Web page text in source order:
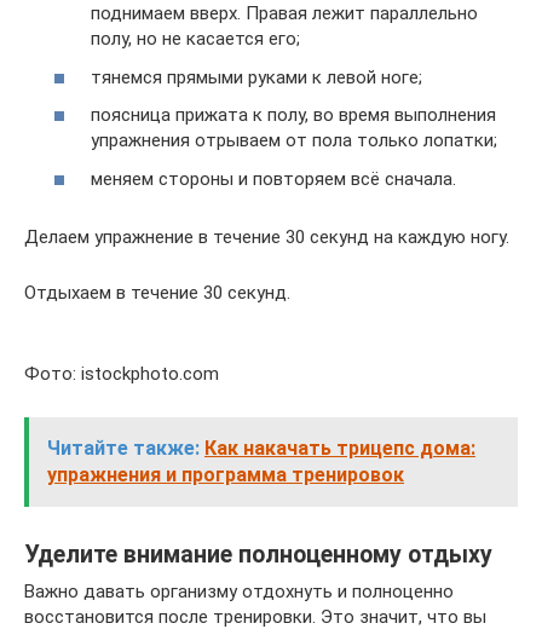
поднимаем вверх. Правая лежит параллельно
полу, но не касается его;
тянемся прямыми руками к левой ноге;
поясница прижата к полу, во время выполнения
упражнения отрываем от пола только лопатки;
меняем стороны и повторяем всё сначала.
Делаем упражнение в течение 30 секунд на каждую ногу.
Отдыхаем в течение 30 секунд.
Фото: istockphoto.com
Читайте также: Как накачать трицепс дома:
упражнения и программа тренировок
Уделите внимание полноценному отдыху
Важно давать организму отдохнуть и полноценно
восстановится после тренировки. Это значит, что вы